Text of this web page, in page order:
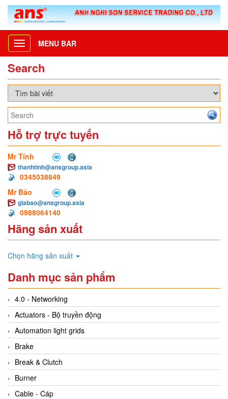
Toggle
navigation
MENU BAR
Search
Hỗ trợ trực tuyến
Mr Tính
thanhtinh@ansgroup.asia
0345038849
Mr Bảo
giabao@ansgroup.asia
0988064140
Hãng sản xuất
Chọn hãng sản xuất
Danh mục sản phẩm
4.0 - Networking
Actuators - Bộ truyền động
Automation light grids
Brake
Break & Clutch
Burner
Cable - Cáp